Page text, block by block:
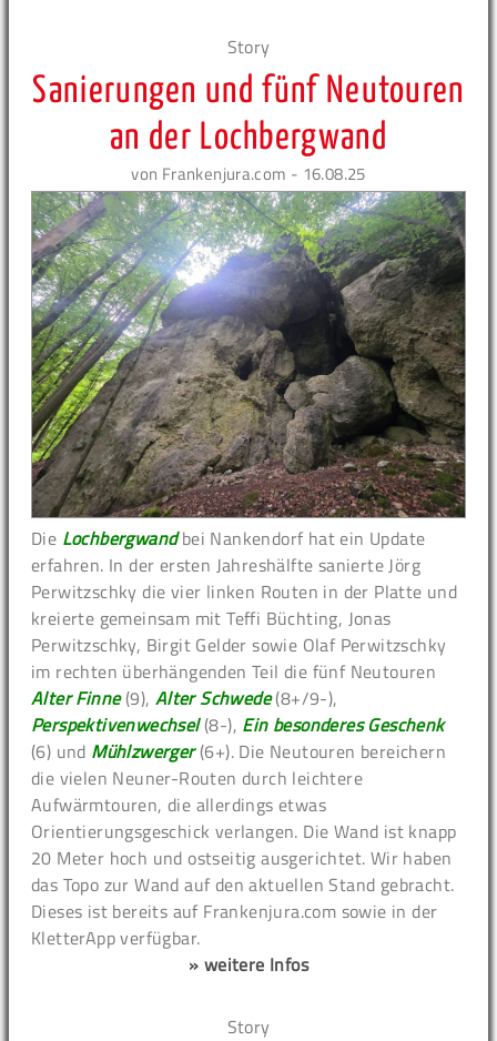
Story
Sanierungen und fünf Neutouren
an der Lochbergwand
von Frankenjura.com - 16.08.25
Die Lochbergwandbei Nankendorf hat ein Update
erfahren. In der ersten Jahreshälfte sanierte Jörg
Perwitzschky die vier linken Routen in der Platte und
kreierte gemeinsam mit Teffi Büchting, Jonas
Perwitzschky, Birgit Gelder sowie Olaf Perwitzschky
im rechten überhängenden Teil die fünf Neutouren
Alter Finne(9), Alter Schwede(8+/9-),
Perspektivenwechsel(8-), Ein besonderes Geschenk
(6) und Mühlzwerger(6+). Die Neutouren bereichern
die vielen Neuner-Routen durch leichtere
Aufwärmtouren, die allerdings etwas
Orientierungsgeschick verlangen. Die Wand ist knapp
20 Meter hoch und ostseitig ausgerichtet. Wir haben
das Topo zur Wand auf den aktuellen Stand gebracht.
Dieses ist bereits auf Frankenjura.com sowie in der
KletterApp verfügbar.
» weitere Infos
Story